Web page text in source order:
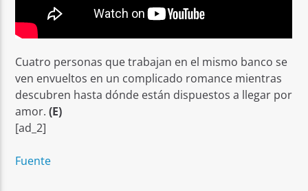
Cuatro personas que trabajan en el mismo banco se
ven envueltos en un complicado romance mientras
descubren hasta dónde están dispuestos a llegar por
amor. (E)
[ad_2]
Fuente